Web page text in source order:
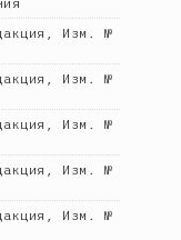
Изм. №
Изм. №
Изм. №
Изм. №
Изм. №